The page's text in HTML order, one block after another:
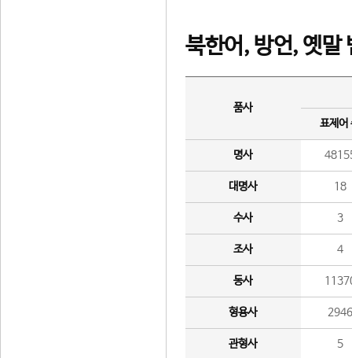
북한어, 방언, 옛말
품사
표제어
명사
대명사 18
수사 3
조사 4
동사
형용사 2946
관형사 5